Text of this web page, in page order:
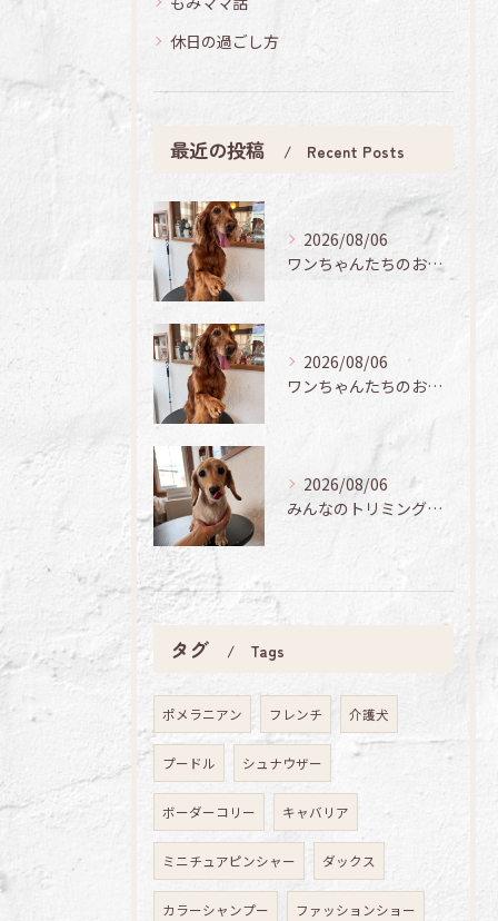
休日の過ごし方
最近の投稿 Recent Posts
2026/08/06
ワンちゃんたちのお手入れ日記🐶✨
2026/08/06
ワンちゃんたちのお手入れ日記🐶✨
2026/08/06
みんなのトリミング日記🌟
タグ Tags
ポメラニアン フレンチ 介護犬
プードル シュナウザー
ボーダーコリー キャバリア
ミニチュアピンシャー ダックス
カラーシャンプー ファッションショー